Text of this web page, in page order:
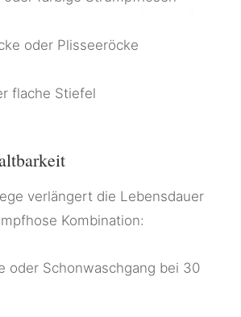
oder Plisseeröcke
flache Stiefel
verlängert die Lebensdauer
Kombination:
oder Schonwaschgang bei 30